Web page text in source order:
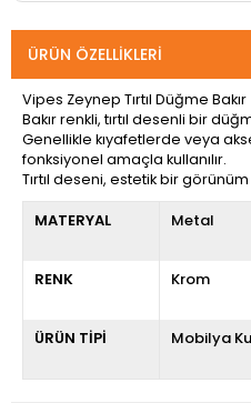
ÜRÜN ÖZELLIKLERI
Vipes Zeynep Tırtıl Düğme Bakır
Bakır renkli, tırtıl desenli bir
Genellikle kıyafetlerde veya
fonksiyonel amaçla kullanılır.
Tırtıl deseni, estetik bir
MATERYAL Metal
RENK Krom
ÜRÜN TİPİ Mobilya